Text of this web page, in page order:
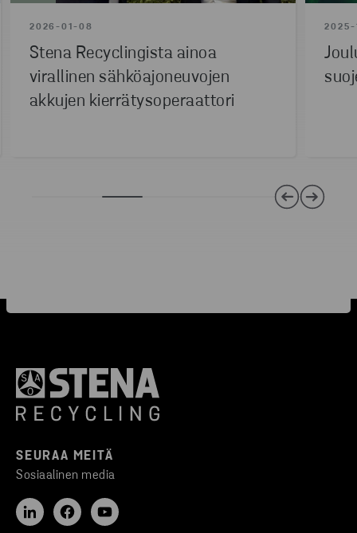
2026-01-08
Stena Recyclingista ainoa
virallinen sähköajoneuvojen
akkujen kierrätysoperaattori
2025-
SEURAA MEITÄ
Sosiaalinen media